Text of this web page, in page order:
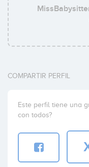
COMPARTIR PERFIL
Este perfil tiene una
con todos?